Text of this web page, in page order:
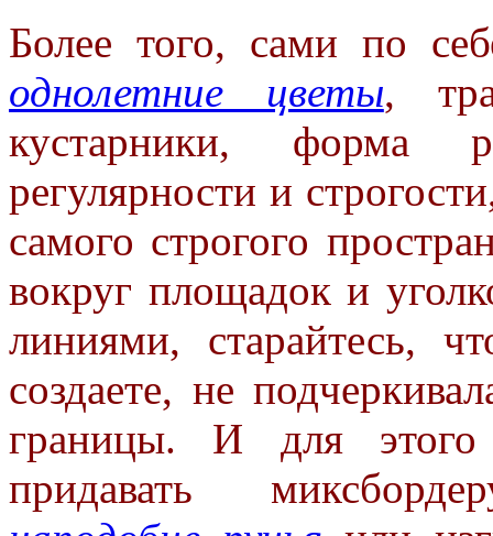
Более того, сами по
однолетние цветы,
кустарники, форма
регулярности и
самого строгого
вокруг площадок и
линиями, старайтесь,
создаете, не
границы. И для этого
придавать